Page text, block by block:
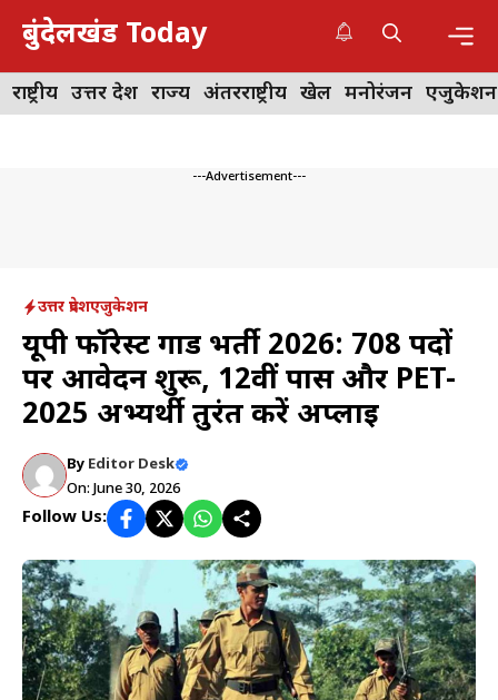
Skip
content
बुंदेलखंड Today
राष्ट्रीय उत्तर प्रदेश राज्य अंतरराष्ट्रीय खेल मनोरंजन एजुकेशन
---Advertisement---
उत्तर प्रदेशएजुकेशन
यूपी फॉरेस्ट गार्ड भर्ती 2026: 708 पदों
पर आवेदन शुरू, 12वीं पास और PET-
2025 अभ्यर्थी तुरंत करें अप्लाई
By Editor Desk
On: June 30, 2026
Follow Us: